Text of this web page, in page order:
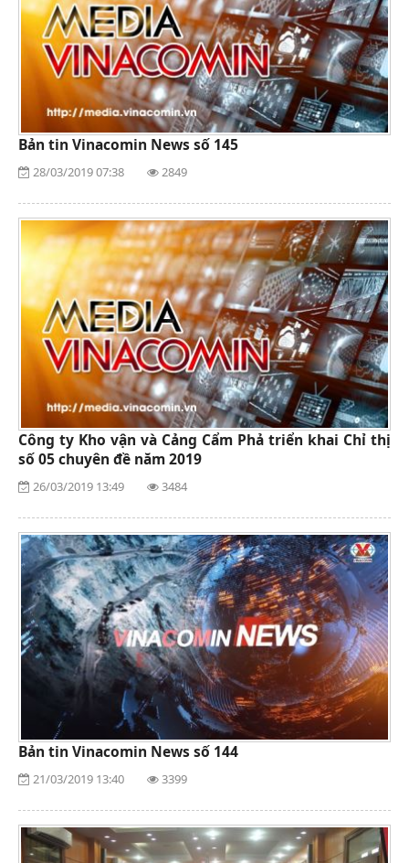
Bản tin Vinacomin News số 145
28/03/2019 07:38 2849
Công ty Kho vận và Cảng Cẩm Phả triển khai Chỉ thị
số 05 chuyên đề năm 2019
26/03/2019 13:49 3484
Bản tin Vinacomin News số 144
21/03/2019 13:40 3399